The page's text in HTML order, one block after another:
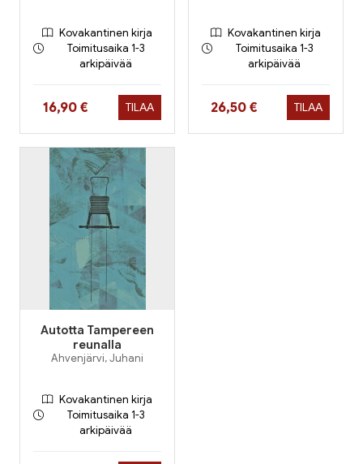
Kovakantinen kirja
Toimitusaika 1-3
arkipäivää
Hinta nyt
16,90 € TILAA
Kovakantinen kirja
Toimitusaika 1-3
arkipäivää
Hinta nyt
26,50 € TILAA
Autotta Tampereen
reunalla
Ahvenjärvi, Juhani
Kovakantinen kirja
Toimitusaika 1-3
arkipäivää